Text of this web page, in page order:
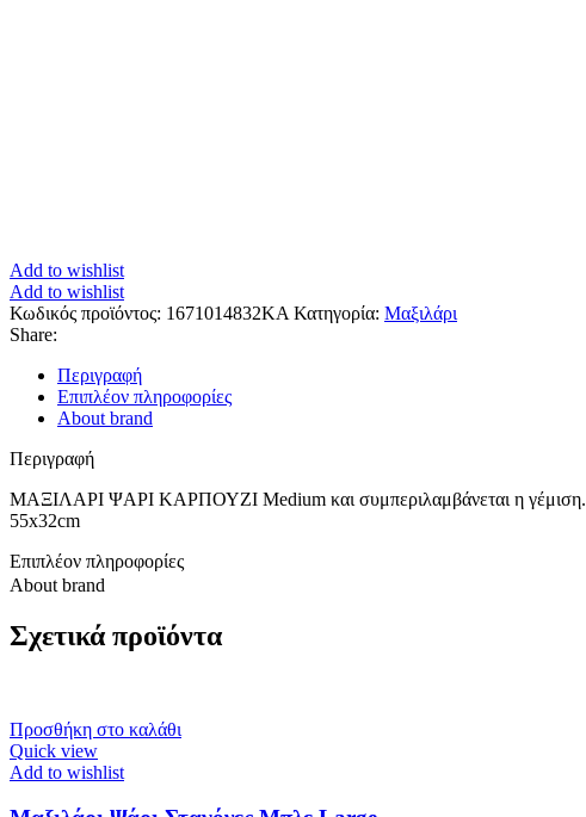
Add to wishlist
Add to wishlist
Κωδικός προϊόντος: 1671014832KA Κατηγορία: Μαξιλάρι
Share:
Περιγραφή
Επιπλέον πληροφορίες
About brand
Περιγραφή
ΜΑΞΙΛΑΡΙ ΨΑΡΙ ΚΑΡΠΟΥΖΙ Medium και συμπεριλαμβάνεται η γέμιση.
55x32cm
Επιπλέον πληροφορίες
About brand
Σχετικά προϊόντα
Προσθήκη στο καλάθι
Quick view
Add to wishlist